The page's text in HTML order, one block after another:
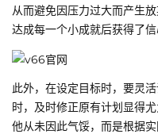
从而避免因压力过大而产生
达成每一个小成就后获得了
此外，在设定目标时，要灵
时，及时修正原有计划显得
他从未因此气馁，而是根据